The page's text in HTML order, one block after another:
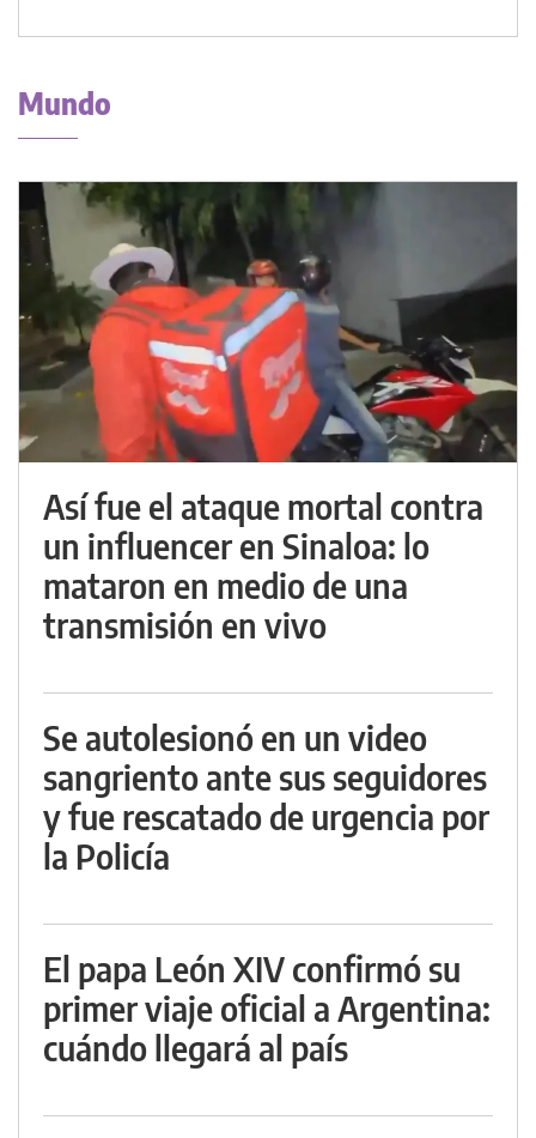
Mundo
Así fue el ataque mortal contra
un influencer en Sinaloa: lo
mataron en medio de una
transmisión en vivo
Se autolesionó en un video
sangriento ante sus seguidores
y fue rescatado de urgencia por
la Policía
El papa León XIV confirmó su
primer viaje oficial a Argentina:
cuándo llegará al país